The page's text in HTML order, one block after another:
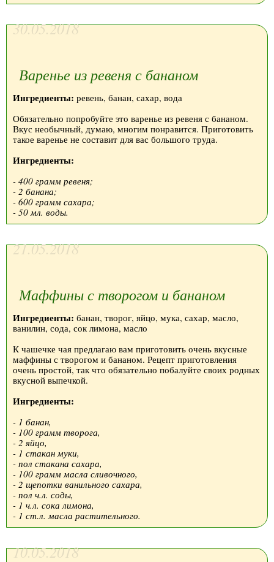
30.05.2018
Варенье из ревеня с бананом
Ингредиенты: ревень, банан, сахар, вода
Обязательно попробуйте это варенье из ревеня с бананом.
Вкус необычный, думаю, многим понравится. Приготовить
такое варенье не составит для вас большого труда.
Ингредиенты:
- 400 грамм ревеня;
- 2 банана;
- 600 грамм сахара;
- 50 мл. воды.
21.05.2018
Маффины с творогом и бананом
Ингредиенты: банан, творог, яйцо, мука, сахар, масло,
ванилин, сода, сок лимона, масло
К чашечке чая предлагаю вам приготовить очень вкусные
маффины с творогом и бананом. Рецепт приготовления
очень простой, так что обязательно побалуйте своих родных
вкусной выпечкой.
Ингредиенты:
- 1 банан,
- 100 грамм творога,
- 2 яйцо,
- 1 стакан муки,
- пол стакана сахара,
- 100 грамм масла сливочного,
- 2 щепотки ванильного сахара,
- пол ч.л. соды,
- 1 ч.л. сока лимона,
- 1 ст.л. масла растительного.
10.05.2018